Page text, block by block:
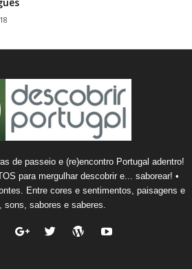
de passeio e (re)encontro Portugal adentro!
para mergulhar descobrir e... saborear! •
Entre cores e sentimentos, paisagens e
sons, sabores e saberes.